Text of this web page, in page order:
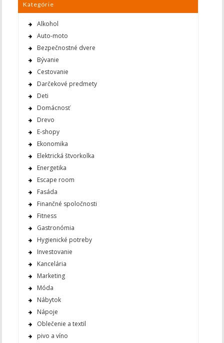
Kategórie
Alkohol
Auto-moto
Bezpečnostné dvere
Bývanie
Cestovanie
Darčekové predmety
Deti
Domácnosť
Drevo
E-shopy
Ekonomika
Elektrická štvorkolka
Energetika
Escape room
Fasáda
Finančné spoločnosti
Fitness
Gastronómia
Hygienické potreby
Investovanie
Kancelária
Marketing
Móda
Nábytok
Nápoje
Oblečenie a textil
pivo a víno